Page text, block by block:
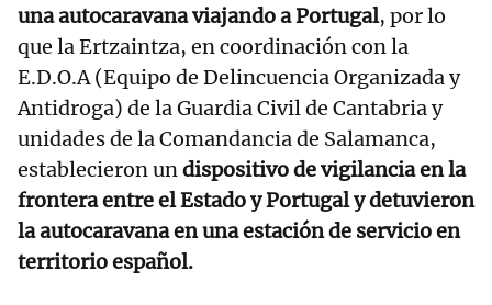
una autocaravana viajando a Portugal, por lo
que la Ertzaintza, en coordinación con la
E.D.O.A (Equipo de Delincuencia Organizada y
Antidroga) de la Guardia Civil de Cantabria y
unidades de la Comandancia de Salamanca,
establecieron undispositivo de vigilancia en la
frontera entre el Estado y Portugal y detuvieron
la autocaravana en una estación de servicio en
territorio español.